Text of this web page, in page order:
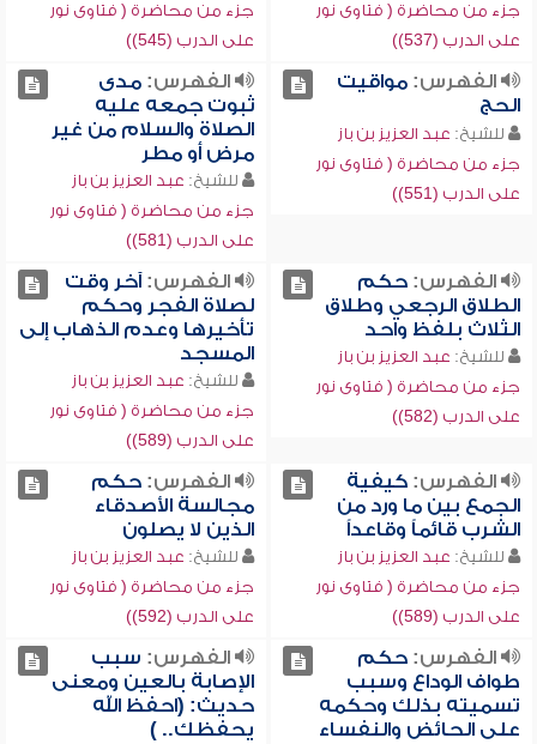
جزء من محاضرة ( فتاوى نور
على الدرب (537))
جزء من محاضرة ( فتاوى نور
على الدرب (545))
الفهرس:مواقيت
الحج
للشيخ: عبد العزيز بن باز
جزء من محاضرة ( فتاوى نور
على الدرب (551))
الفهرس:مدى
ثبوت جمعه عليه
الصلاة والسلام من غير
مرض أو مطر
للشيخ: عبد العزيز بن باز
جزء من محاضرة ( فتاوى نور
على الدرب (581))
الفهرس:حكم
الطلاق الرجعي وطلاق
الثلاث بلفظ واحد
للشيخ: عبد العزيز بن باز
جزء من محاضرة ( فتاوى نور
على الدرب (582))
الفهرس:آخر وقت
لصلاة الفجر وحكم
تأخيرها وعدم الذهاب إلى
المسجد
للشيخ: عبد العزيز بن باز
جزء من محاضرة ( فتاوى نور
على الدرب (589))
الفهرس:كيفية
الجمع بين ما ورد من
الشرب قائماً وقاعداً
للشيخ: عبد العزيز بن باز
جزء من محاضرة ( فتاوى نور
على الدرب (589))
الفهرس:حكم
مجالسة الأصدقاء
الذين لا يصلون
للشيخ: عبد العزيز بن باز
جزء من محاضرة ( فتاوى نور
على الدرب (592))
الفهرس:حكم
طواف الوداع وسبب
تسميته بذلك وحكمه
على الحائض والنفساء
الفهرس: سبب
الإصابة بالعين ومعنى
حديث: (احفظ الله
يحفظك.. )